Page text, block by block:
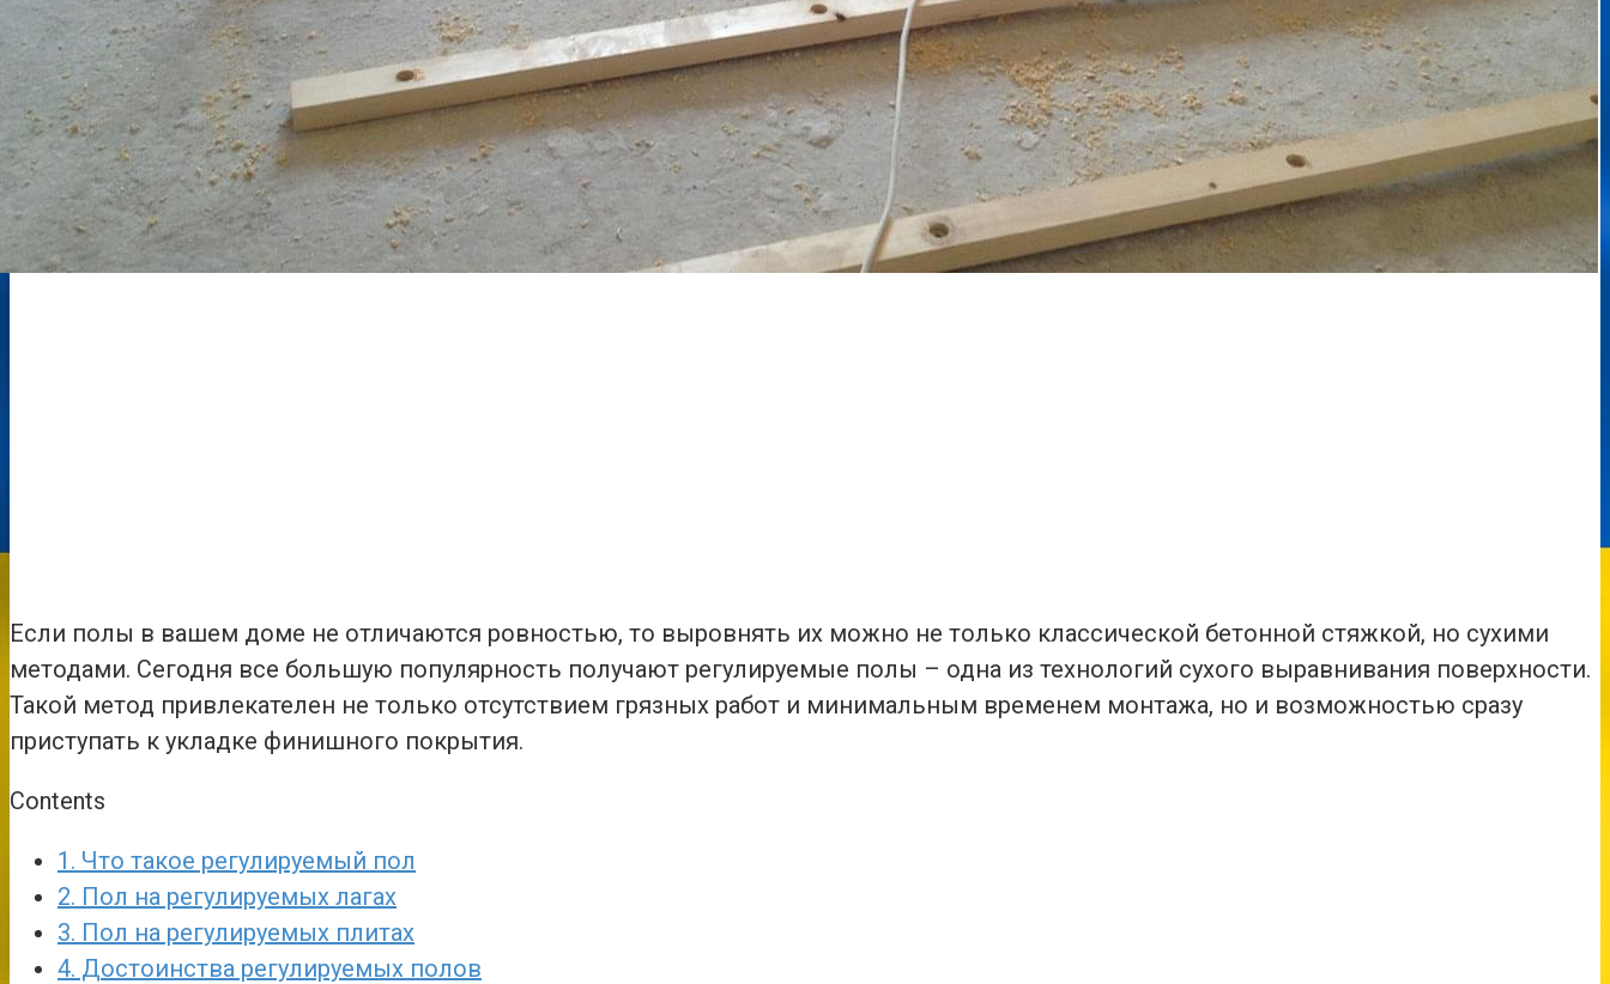
Если полы в вашем доме не отличаются ровностью, то выровнять их можно не только классической бетонной стяжкой, но сухими
методами. Сегодня все большую популярность получают регулируемые полы – одна из технологий сухого выравнивания поверхности.
Такой метод привлекателен не только отсутствием грязных работ и минимальным временем монтажа, но и возможностью сразу
приступать к укладке финишного покрытия.
Contents
1. Что такое регулируемый пол
2. Пол на регулируемых лагах
3. Пол на регулируемых плитах
4. Достоинства регулируемых полов